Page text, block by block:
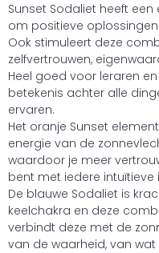
Sunset Sodaliet heeft
om positieve oplossingen
Ook stimuleert deze
zelfvertrouwen,
Heel goed voor leraren
betekenis achter alle
ervaren.
Het oranje Sunset
energie van de
waardoor je meer
bent met iedere
De blauwe Sodaliet is
keelchakra en deze
verbindt deze met de
van de waarheid, van wat